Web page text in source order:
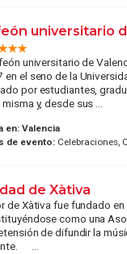
universitario
universitario de
en el seno de la
por estudiantes,
y, desde sus ...
en: Valencia
de evento:Celebraciones,
de Xàtiva
de Xàtiva fue fundado
como una
de difundir la
...